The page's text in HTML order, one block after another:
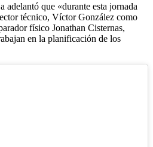
adelantó que «durante esta jornada
técnico, Víctor González como
físico Jonathan Cisternas,
en la planificación de los